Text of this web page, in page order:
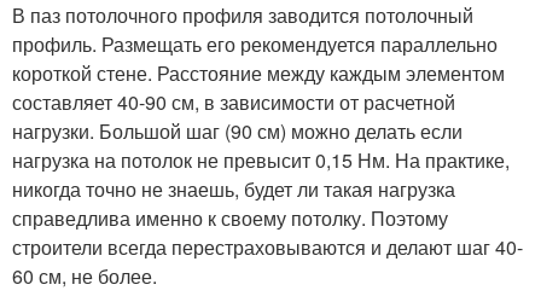
В паз потолочного профиля заводится потолочный
профиль. Размещать его рекомендуется параллельно
короткой стене. Расстояние между каждым элементом
составляет 40-90 см, в зависимости от расчетной
нагрузки. Большой шаг (90 см) можно делать если
нагрузка на потолок не превысит 0,15 Нм. На практике,
никогда точно не знаешь, будет ли такая нагрузка
справедлива именно к своему потолку. Поэтому
строители всегда перестраховываются и делают шаг 40-
60 см, не более.